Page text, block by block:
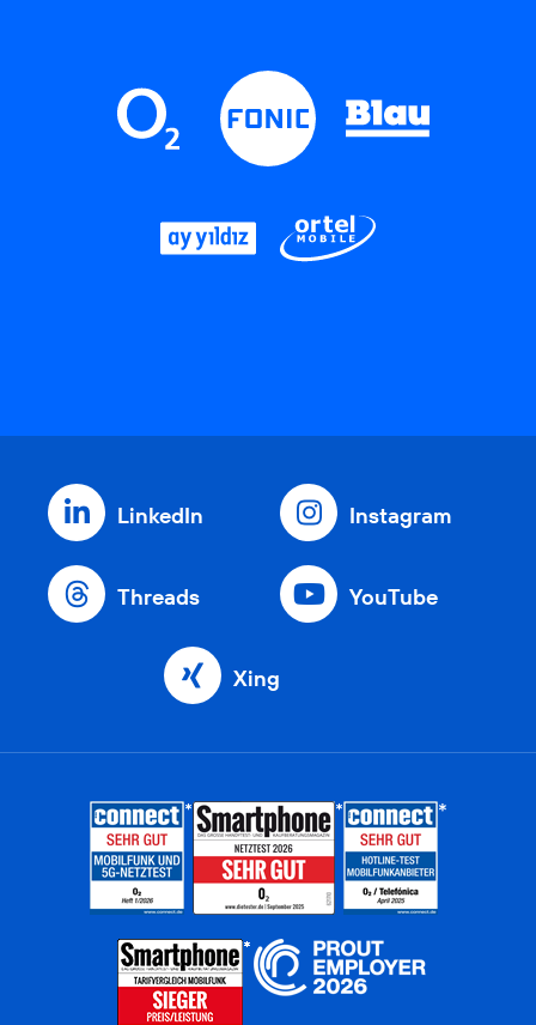
LinkedIn Instagram
Threads YouTube
Xing